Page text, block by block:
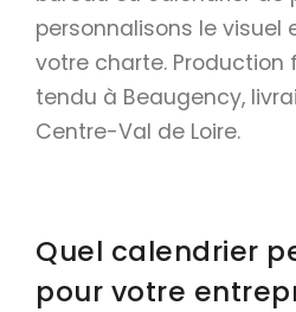
Calendriers
Calendriers bancaires
BUREAUTIQUE
Sous-mains
Bloc-notes
personnalisons le visuel
votre charte. Production
tendu à Beaugency,
Centre-Val de Loire.
Quel calendrier
pour votre